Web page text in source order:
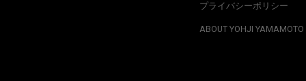
プライバシーポリシー
ABOUT YOHJI YAMAMOTO